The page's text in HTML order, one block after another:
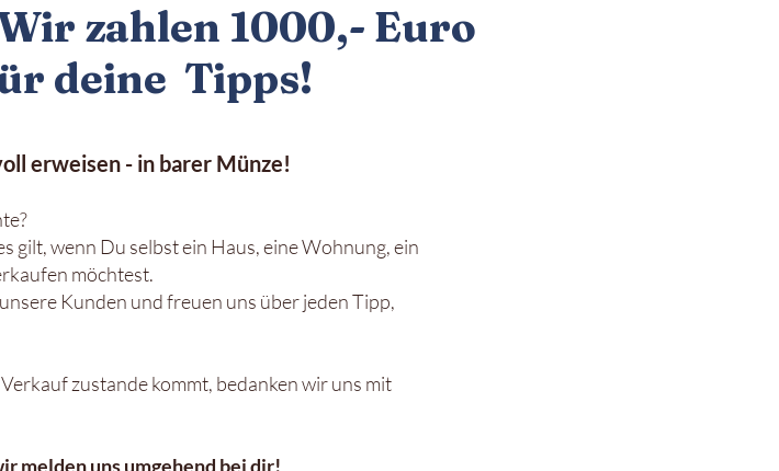
zahlen 1000,- Euro
deine Tipps!
erweisen - in barer Münze!
gilt, wenn Du selbst ein Haus, eine Wohnung, ein
möchtest.
Kunden und freuen uns über jeden Tipp,
Verkaufzustande kommt, bedanken wir uns mit
melden uns umgehend bei dir!